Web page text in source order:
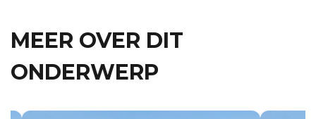
MEER OVER DIT
ONDERWERP